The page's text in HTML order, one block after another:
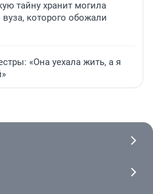
тайну хранит могила
которого обожали
«Она уехала жить, а я